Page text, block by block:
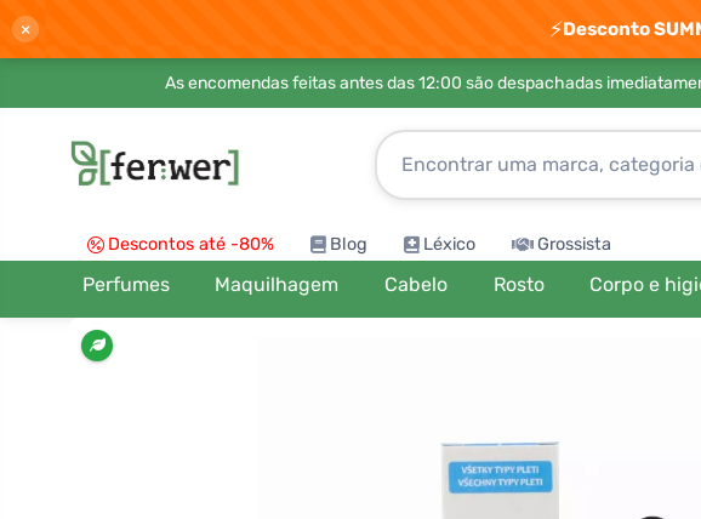
× ⚡Desconto
As encomendas feitas antes das 12:00 são despachadas
Descontos até -80% Blog Léxico Grossista
Perfumes Maquilhagem Cabelo Rosto Corpo e